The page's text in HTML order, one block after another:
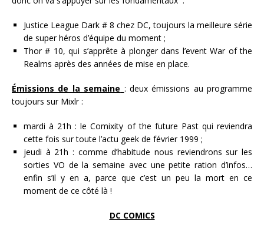
Justice League Dark # 8 chez DC, toujours la meilleure série
de super héros d’équipe du moment ;
Thor # 10, qui s’apprête à plonger dans l’event War of the
Realms après des années de mise en place.
Émissions de la semaine : deux émissions au programme
toujours sur Mixlr :
mardi à 21h : le Comixity of the future Past qui reviendra
cette fois sur toute l’actu geek de février 1999 ;
jeudi à 21h : comme d’habitude nous reviendrons sur les
sorties VO de la semaine avec une petite ration d’infos…
enfin s’il y en a, parce que c’est un peu la mort en ce
moment de ce côté là !
DC COMICS